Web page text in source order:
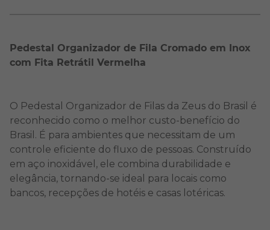
Pedestal Organizador de Fila Cromado em Inox
com Fita Retrátil Vermelha
O Pedestal Organizador de Filas da Zeus do Brasil é
reconhecido como o melhor custo-benefício do
Brasil. É para ambientes que necessitam de um
controle eficiente do fluxo de pessoas. Construído
em aço inoxidável, ele combina durabilidade e
elegância, tornando-se ideal para locais como
bancos, recepções de hotéis e casas lotéricas.